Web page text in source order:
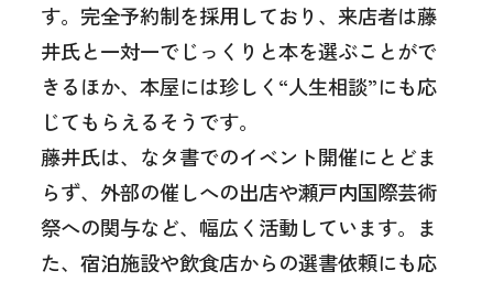
す。完全予約制を採用しており、来店者は藤
井氏と一対一でじっくりと本を選ぶことがで
きるほか、本屋には珍しく“人生相談”にも応
じてもらえるそうです。
藤井氏は、なタ書でのイベント開催にとどま
らず、外部の催しへの出店や瀬戸内国際芸術
祭への関与など、幅広く活動しています。ま
た、宿泊施設や飲食店からの選書依頼にも応